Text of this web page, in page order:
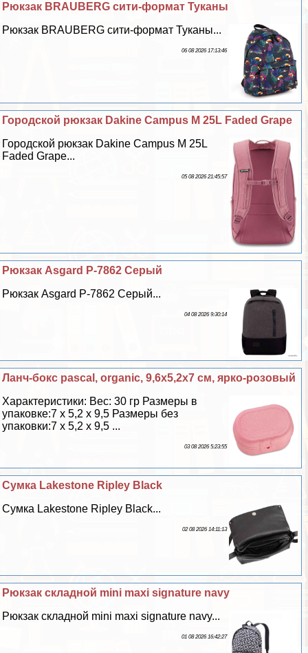
Рюкзак BRAUBERG сити-формат Туканы
Рюкзак BRAUBERG сити-формат Туканы...
06 08 2026 17:13:46
Городской рюкзак Dakine Campus M 25L Faded Grape
Городской рюкзак Dakine Campus M 25L
Faded Grape...
05 08 2026 21:45:57
Рюкзак Asgard Р-7862 Серый
Рюкзак Asgard Р-7862 Серый...
04 08 2026 9:30:14
Ланч-бокс pascal, organic, 9,6х5,2х7 см, ярко-розовый
Хаpaктеристики: Вес: 30 гр Размеры в
упаковке:7 х 5,2 х 9,5 Размеры без
упаковки:7 х 5,2 х 9,5 ...
03 08 2026 5:23:55
Сумка Lakestone Ripley Black
Сумка Lakestone Ripley Black...
02 08 2026 14:11:13
Рюкзак складной mini maxi signature navy
Рюкзак складной mini maxi signature navy...
01 08 2026 16:42:27